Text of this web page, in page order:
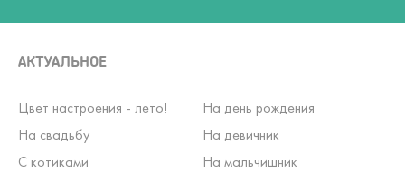
АКТУАЛЬНОЕ
Цвет настроения - лето!
На день рождения
На свадьбу
На девичник
С котиками
На мальчишник